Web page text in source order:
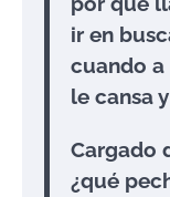
ir en
cuando a
le cansa
Cargado
¿qué